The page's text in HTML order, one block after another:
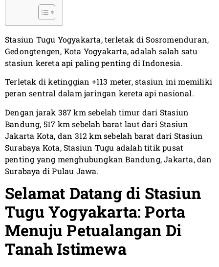
Stasiun Tugu Yogyakarta, terletak di Sosromenduran,
Gedongtengen, Kota Yogyakarta, adalah salah satu
stasiun kereta api paling penting di Indonesia.
Terletak di ketinggian +113 meter, stasiun ini memiliki
peran sentral dalam jaringan kereta api nasional.
Dengan jarak 387 km sebelah timur dari Stasiun
Bandung, 517 km sebelah barat laut dari Stasiun
Jakarta Kota, dan 312 km sebelah barat dari Stasiun
Surabaya Kota, Stasiun Tugu adalah titik pusat
penting yang menghubungkan Bandung, Jakarta, dan
Surabaya di Pulau Jawa.
Selamat Datang di Stasiun
Tugu Yogyakarta: Porta
Menuju Petualangan Di
Tanah Istimewa